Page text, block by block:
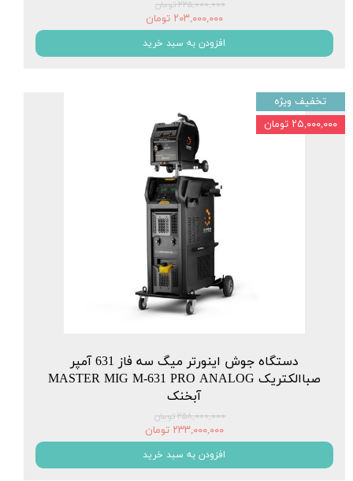
۲۲۵,۰۰۰,۰۰۰ تومان
۲۰۳,۰۰۰,۰۰۰ تومان
افزودن به سبد خرید
دستگاه جوش اینورتر میگ سه فاز 631 آمپر
صباالکتریک MASTER MIG M-631 PRO ANALOG
آبخنک
۲۵۸,۰۰۰,۰۰۰ تومان
۲۳۳,۰۰۰,۰۰۰ تومان
افزودن به سبد خرید
تخفیف ویژه
۲۵,۰۰۰,۰۰۰ تومان